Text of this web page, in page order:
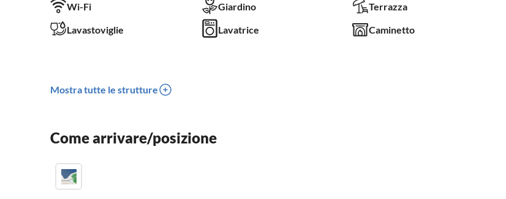
Wi-Fi Giardino
Terrazza
Lavastoviglie
Lavatrice Caminetto
Mostra tutte le strutture
Come arrivare/posizione